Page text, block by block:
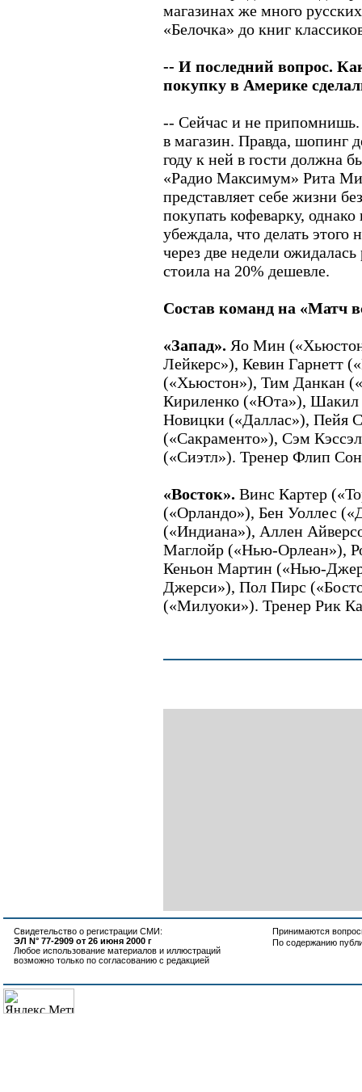
магазинах же много
«Белочка» до книг
-- И последний вопрос.
покупку в Америке
-- Сейчас и не припомнишь.
в магазин. Правда, шопинг
году к ней в гости должна
«Радио Максимум» Рита
представляет себе жизни
покупать кофеварку,
убеждала, что делать этого
через две недели
стоила на 20% дешевле.
Состав команд на «Матч
«Запад». Яо Мин
Лейкерс»), Кевин Гарнетт
(«Хьюстон»), Тим Данкан
Кириленко («Юта»),
Новицки («Даллас»), Пейя
(«Сакраменто»), Сэм
(«Сиэтл»). Тренер Флип
«Восток». Винс Картер
(«Орландо»), Бен Уоллес
(«Индиана»), Аллен
Маглойр («Нью-Орлеан»),
Кеньон Мартин («Нью-
Джерси»), Пол Пирс
(«Милуоки»). Тренер Рик
Свидетельство о регистрации СМИ:
ЭЛ N° 77-2909 от 26 июня 2000 г
Любое использование материалов и иллюстраций
возможно только по согласованию с редакцией
Принимаются
По содержанию